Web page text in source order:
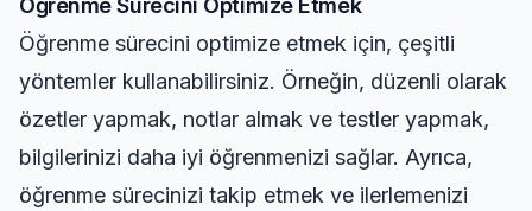
Öğrenme Sürecini Optimize Etmek
Öğrenme sürecini optimize etmek için, çeşitli
yöntemler kullanabilirsiniz. Örneğin, düzenli olarak
özetler yapmak, notlar almak ve testler yapmak,
bilgilerinizi daha iyi öğrenmenizi sağlar. Ayrıca,
öğrenme sürecinizi takip etmek ve ilerlemenizi